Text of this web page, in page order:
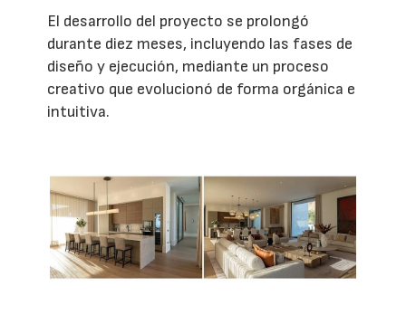
El desarrollo del proyecto se prolongó
durante diez meses, incluyendo las fases de
diseño y ejecución, mediante un proceso
creativo que evolucionó de forma orgánica e
intuitiva.